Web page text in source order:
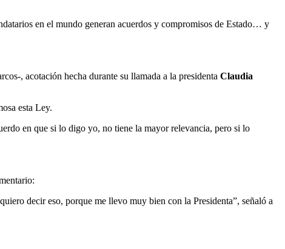
en el mundo generan acuerdos y compromisos de Estado… y
, acotación hecha durante su llamada a la presidenta Claudia
esta Ley.
en que si lo digo yo, no tiene la mayor relevancia, pero si lo
decir eso, porque me llevo muy bien con la Presidenta”, señaló a